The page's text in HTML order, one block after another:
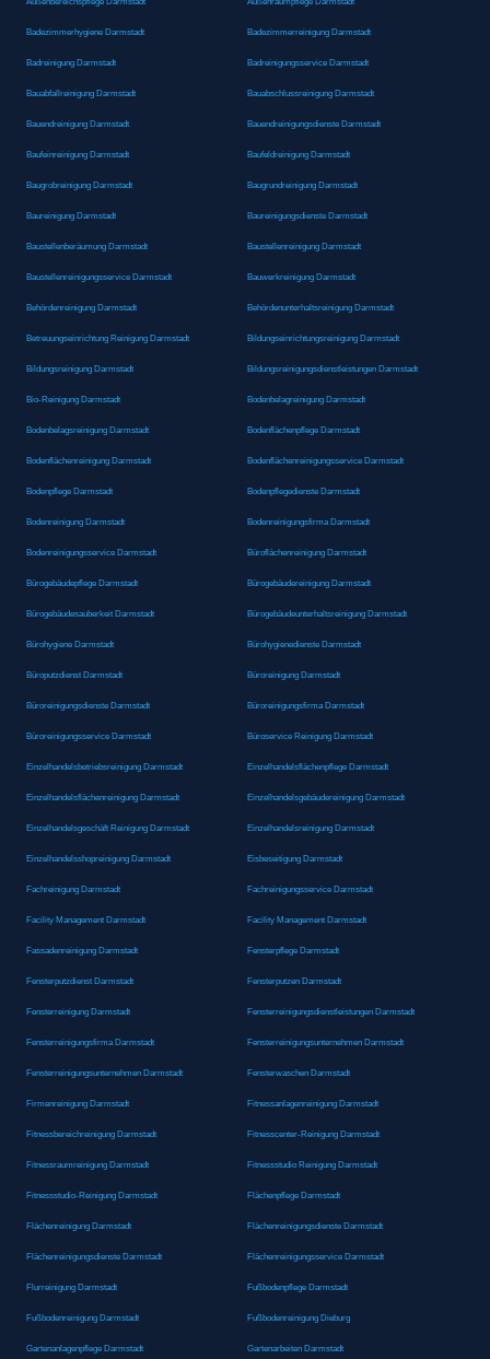
Badezimmerhygiene Darmstadt Badezimmerreinigung Darmstadt
Badreinigung Darmstadt Badreinigungsservice Darmstadt
Bauabfallreinigung Darmstadt Bauabschlussreinigung Darmstadt
Bauendreinigung Darmstadt Bauendreinigungsdienste Darmstadt
Baufeinreinigung Darmstadt Baufeldreinigung Darmstadt
Baugrobreinigung Darmstadt Baugrundreinigung Darmstadt
Baureinigung Darmstadt Baureinigungsdienste Darmstadt
Baustellenberäumung Darmstadt Baustellenreinigung Darmstadt
Baustellenreinigungsservice Darmstadt Bauwerkreinigung Darmstadt
Behördenreinigung Darmstadt Behördenunterhaltsreinigung Darmstadt
Betreuungseinrichtung Reinigung Darmstadt Bildungseinrichtungsreinigung Darmstadt
Bildungsreinigung Darmstadt Bildungsreinigungsdienstleistungen Darmstadt
Bio-Reinigung Darmstadt Bodenbelagreinigung Darmstadt
Bodenbelagsreinigung Darmstadt Bodenflächenpflege Darmstadt
Bodenflächenreinigung Darmstadt Bodenflächenreinigungsservice Darmstadt
Bodenpflege Darmstadt Bodenpflegedienste Darmstadt
Bodenreinigung Darmstadt Bodenreinigungsfirma Darmstadt
Bodenreinigungsservice Darmstadt Büroflächenreinigung Darmstadt
Bürogebäudepflege Darmstadt Bürogebäudereinigung Darmstadt
Bürogebäudesauberkeit Darmstadt Bürogebäudeunterhaltsreinigung Darmstadt
Bürohygiene Darmstadt Bürohygienedienste Darmstadt
Büroputzdienst Darmstadt Büroreinigung Darmstadt
Büroreinigungsdienste Darmstadt Büroreinigungsfirma Darmstadt
Büroreinigungsservice Darmstadt Büroservice Reinigung Darmstadt
Einzelhandelsbetriebsreinigung Darmstadt Einzelhandelsflächenpflege Darmstadt
Einzelhandelsflächenreinigung Darmstadt Einzelhandelsgebäudereinigung Darmstadt
Einzelhandelsgeschäft Reinigung Darmstadt Einzelhandelsreinigung Darmstadt
Einzelhandelsshopreinigung Darmstadt Eisbeseitigung Darmstadt
Fachreinigung Darmstadt Fachreinigungsservice Darmstadt
Facility Management Darmstadt Facility Management Darmstadt
Fassadenreinigung Darmstadt Fensterpflege Darmstadt
Fensterputzdienst Darmstadt Fensterputzen Darmstadt
Fensterreinigung Darmstadt Fensterreinigungsdienstleistungen Darmstadt
Fensterreinigungsfirma Darmstadt Fensterreinigungsunternehmen Darmstadt
Fensterreinigungsunternehmen Darmstadt Fensterwaschen Darmstadt
Firmenreinigung Darmstadt Fitnessanlagenreinigung Darmstadt
Fitnessbereichreinigung Darmstadt Fitnesscenter-Reinigung Darmstadt
Fitnessraumreinigung Darmstadt Fitnessstudio Reinigung Darmstadt
Fitnessstudio-Reinigung Darmstadt Flächenpflege Darmstadt
Flächenreinigung Darmstadt Flächenreinigungsdienste Darmstadt
Flächenreinigungsdienste Darmstadt Flächenreinigungsservice Darmstadt
Flurreinigung Darmstadt Fußbodenpflege Darmstadt
Fußbodenreinigung Darmstadt Fußbodenreinigung Dieburg
Gartenanlagenpflege Darmstadt Gartenarbeiten Darmstadt